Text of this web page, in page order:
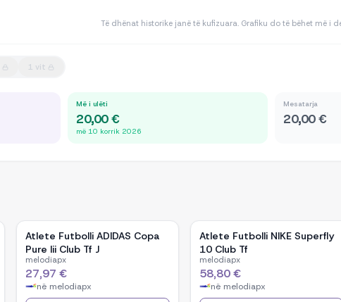
Të dhënat historike janë të kufizuara. Grafiku do të bëhet më i
1 vit
Më i ulëti
20,00 €
më 10 korrik 2026
Mesatarja
20,00 €
Atlete Futbolli ADIDAS Copa
Pure Iii Club Tf J
melodiapx
27,97 €
në melodiapx
Atlete Futbolli NIKE Superfly
10 Club Tf
melodiapx
58,80 €
në melodiapx